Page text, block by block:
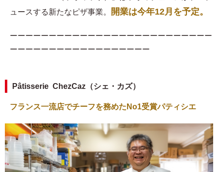
ュースする新たなピザ事業。
開業は今年12月を予定。
ーーーーーーーーーーーーーーーーーーーーーーーーーー
ーーーーーーーーーーーーーーーーーー
Pâtisserie ChezCaz（シェ・カズ）
フランス一流店でチーフを務めたNo1受賞パティシエ